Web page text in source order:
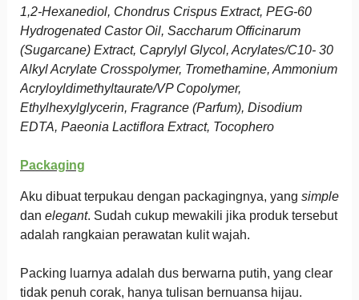
1,2-Hexanediol, Chondrus Crispus Extract, PEG-60
Hydrogenated Castor Oil, Saccharum Officinarum
(Sugarcane) Extract, Caprylyl Glycol, Acrylates/C10- 30
Alkyl Acrylate Crosspolymer, Tromethamine, Ammonium
Acryloyldimethyltaurate/VP Copolymer,
Ethylhexylglycerin, Fragrance (Parfum), Disodium
EDTA, Paeonia Lactiflora Extract, Tocophero
Packaging
Aku dibuat terpukau dengan packagingnya, yang simple
dan elegant. Sudah cukup mewakili jika produk tersebut
adalah rangkaian perawatan kulit wajah.
Packing luarnya adalah dus berwarna putih, yang clear
tidak penuh corak, hanya tulisan bernuansa hijau.